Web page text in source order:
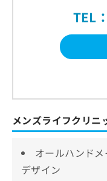
TEL：
メンズライフクリニ
オールハンド
デザイン